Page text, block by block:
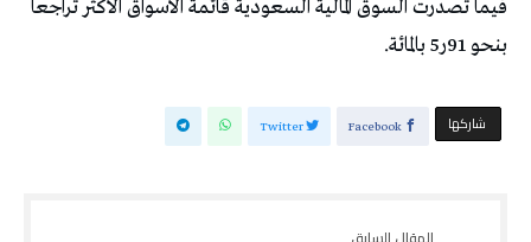
فيما تصدرت السوق المالية السعودية قائمة الأسواق الأكثر تراجعا
بنحو 91ر5 بالمائة.
‫‫ شاركها‬ Facebook
Twitter